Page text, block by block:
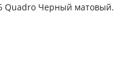
Quadro Черный матовый.